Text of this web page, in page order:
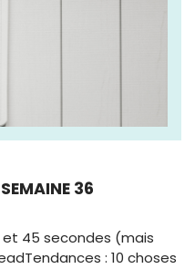
36
45 secondes (mais
: 10 choses